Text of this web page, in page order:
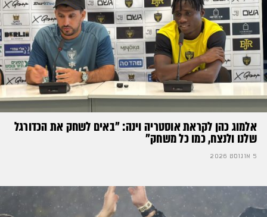
אלמוג כהן לקראת אוסטריה וינה: ״באים לשחק את הכדורגל
שלנו ולנצח, כמו כל משחק״
5 אוגוסט 2026